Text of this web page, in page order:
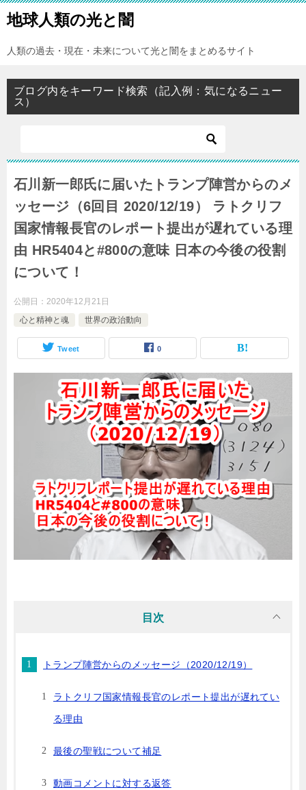
地球人類の光と闇
人類の過去・現在・未来について光と闇をまとめるサイト
ブログ内をキーワード検索（記入例：気になるニュー
ス）
石川新一郎氏に届いたトランプ陣営からのメ
ッセージ（6回目 2020/12/19） ラトクリフ
国家情報長官のレポート提出が遅れている理
由 HR5404と#800の意味 日本の今後の役割
について！
公開日： 2020年12月21日
心と精神と魂
世界の政治動向
Tweet 0
目次
トランプ陣営からのメッセージ（2020/12/19）
ラトクリフ国家情報長官のレポート提出が遅れてい
る理由
最後の聖戦について補足
動画コメントに対する返答